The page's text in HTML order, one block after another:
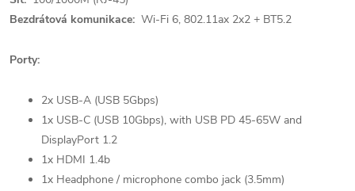
Bezdrátová komunikace: Wi-Fi 6, 802.11ax 2x2 + BT5.2
Porty:
2x USB-A (USB 5Gbps)
1x USB-C (USB 10Gbps), with USB PD 45-65W and
DisplayPort 1.2
1x HDMI 1.4b
1x Headphone / microphone combo jack (3.5mm)